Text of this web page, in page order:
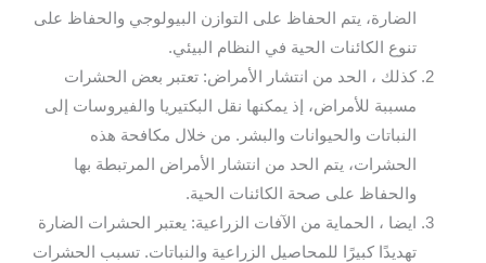
الضارة، يتم الحفاظ على التوازن البيولوجي والحفاظ على
تنوع الكائنات الحية في النظام البيئي.
كذلك ، الحد من انتشار الأمراض: تعتبر بعض الحشرات
مسببة للأمراض، إذ يمكنها نقل البكتيريا والفيروسات إلى
النباتات والحيوانات والبشر. من خلال مكافحة هذه
الحشرات، يتم الحد من انتشار الأمراض المرتبطة بها
والحفاظ على صحة الكائنات الحية.
ايضا ، الحماية من الآفات الزراعية: يعتبر الحشرات الضارة
تهديدًا كبيرًا للمحاصيل الزراعية والنباتات. تسبب الحشرات